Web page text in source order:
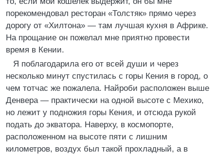
порекомендовал ресторан «Толстяк» прямо через
дорогу от «Хилтона» — там лучшая кухня в Африке.
На прощание он пожелал мне приятно провести
время в Кении.
Я поблагодарила его от всей души и через
несколько минут спустилась с горы Кения в город, о
чем тотчас же пожалела. Найроби расположен выше
Денвера — практически на одной высоте с Мехико,
но лежит у подножия горы Кения, и отсюда рукой
подать до экватора. Наверху, в космопорте,
расположенном на высоте пяти с лишним
километров, воздух был такой прохладный, а в